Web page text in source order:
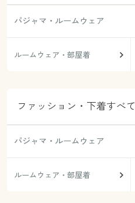
パジャマ・ルームウェア
ルームウェア・部屋着
ファッション・下着すべて
パジャマ・ルームウェア
ルームウェア・部屋着